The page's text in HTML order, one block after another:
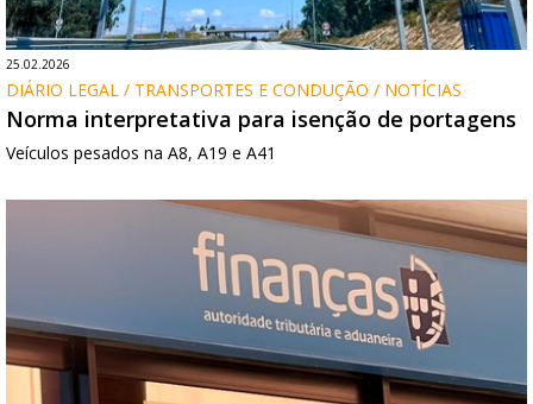
25.02.2026
DIÁRIO LEGAL / TRANSPORTES E CONDUÇÃO / NOTÍCIAS
Norma interpretativa para isenção de portagens
Veículos pesados na A8, A19 e A41